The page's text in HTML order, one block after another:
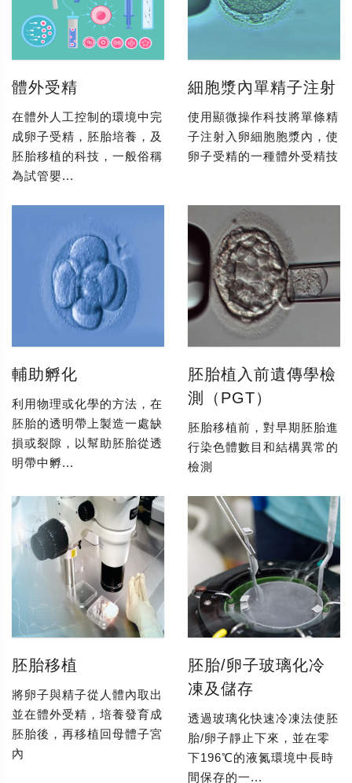
體外受精
在體外人工控制的環境中完
成卵子受精，胚胎培養，及
胚胎移植的科技，一般俗稱
為試管嬰...
細胞漿內單精子注射
使用顯微操作科技將單條精
子注射入卵細胞胞漿內，使
卵子受精的一種體外受精技
輔助孵化
利用物理或化學的方法，在
胚胎的透明帶上製造一處缺
損或裂隙，以幫助胚胎從透
明帶中孵...
胚胎植入前遺傳學檢
測（PGT）
胚胎移植前，對早期胚胎進
行染色體數目和結構異常的
檢測
胚胎移植
將卵子與精子從人體內取出
並在體外受精，培養發育成
胚胎後，再移植回母體子宮
內
胚胎/卵子玻璃化冷
凍及儲存
透過玻璃化快速冷凍法使胚
胎/卵子靜止下來，並在零
下196℃的液氮環境中長時
間保存的一...